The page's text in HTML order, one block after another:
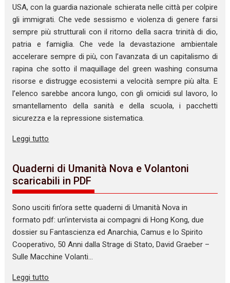
USA, con la guardia nazionale schierata nelle città per colpire
gli immigrati. Che vede sessismo e violenza di genere farsi
sempre più strutturali con il ritorno della sacra trinità di dio,
patria e famiglia. Che vede la devastazione ambientale
accelerare sempre di più, con l’avanzata di un capitalismo di
rapina che sotto il maquillage del green washing consuma
risorse e distrugge ecosistemi a velocità sempre più alta. E
l’elenco sarebbe ancora lungo, con gli omicidi sul lavoro, lo
smantellamento della sanità e della scuola, i pacchetti
sicurezza e la repressione sistematica.
Leggi tutto
Quaderni di Umanità Nova e Volantoni
scaricabili in PDF
Sono usciti fin’ora sette quaderni di Umanità Nova in
formato pdf: un’intervista ai compagni di Hong Kong, due
dossier su Fantascienza ed Anarchia, Camus e lo Spirito
Cooperativo, 50 Anni dalla Strage di Stato, David Graeber –
Sulle Macchine Volanti…
Leggi tutto